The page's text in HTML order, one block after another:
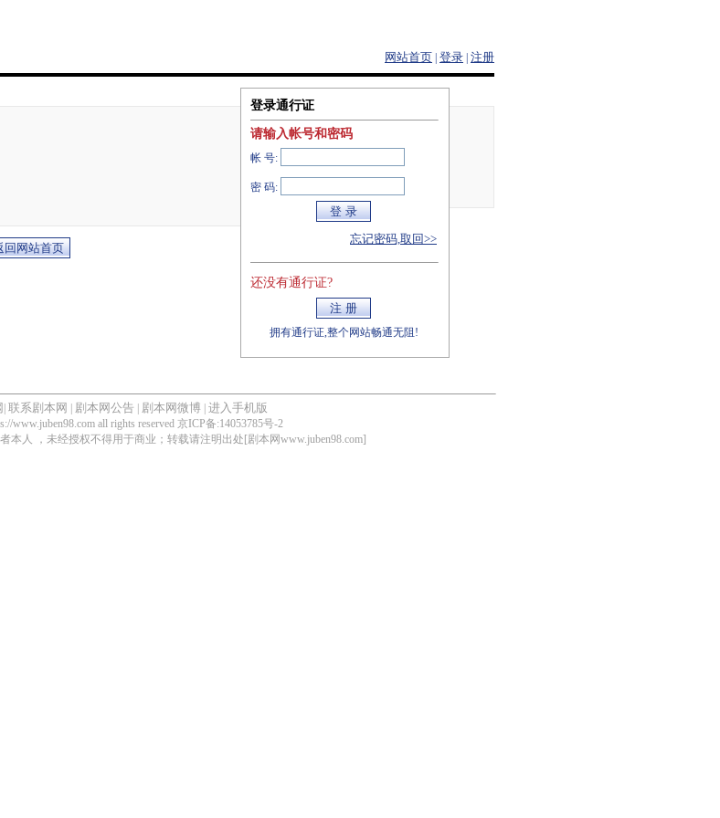
网站首页 登录 注册
登录通行证
请输入帐号和密码
帐 号:
密 码:
忘记密码,取回>>
还没有通行证?
拥有通行证,整个网站畅通无阻!
联系剧本网 剧本网公告 剧本网微博 进入手机版
www.juben98.com all rights reserved 京ICP备:14053785号-2
本人 ，未经授权不得用于商业；转载请注明出处[剧本网www.juben98.com]